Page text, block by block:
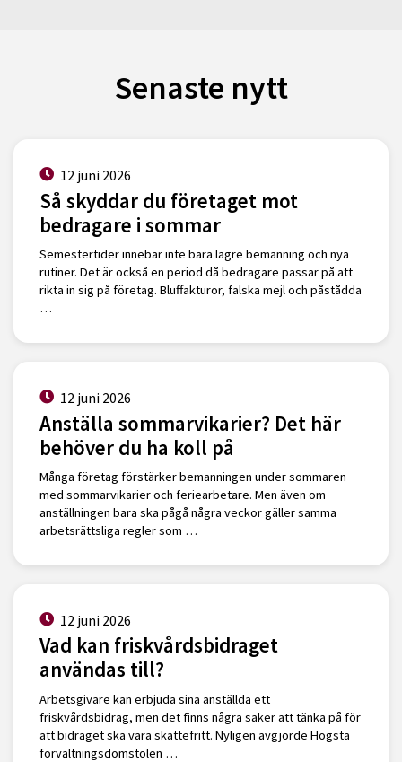
Senaste nytt
12 juni 2026
Så skyddar du företaget mot
bedragare i sommar
Semestertider innebär inte bara lägre bemanning och nya
rutiner. Det är också en period då bedragare passar på att
rikta in sig på företag. Bluffakturor, falska mejl och påstådda
…
12 juni 2026
Anställa sommarvikarier? Det här
behöver du ha koll på
Många företag förstärker bemanningen under sommaren
med sommarvikarier och feriearbetare. Men även om
anställningen bara ska pågå några veckor gäller samma
arbetsrättsliga regler som …
12 juni 2026
Vad kan friskvårdsbidraget
användas till?
Arbetsgivare kan erbjuda sina anställda ett
friskvårdsbidrag, men det finns några saker att tänka på för
att bidraget ska vara skattefritt. Nyligen avgjorde Högsta
förvaltningsdomstolen …